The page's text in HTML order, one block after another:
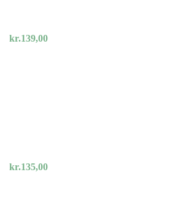
kr.139,00
kr.135,00